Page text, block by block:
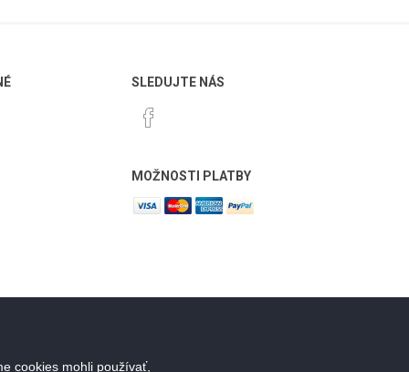
SLEDUJTE NÁS
MOŽNOSTI PLATBY
cookies mohli používať,